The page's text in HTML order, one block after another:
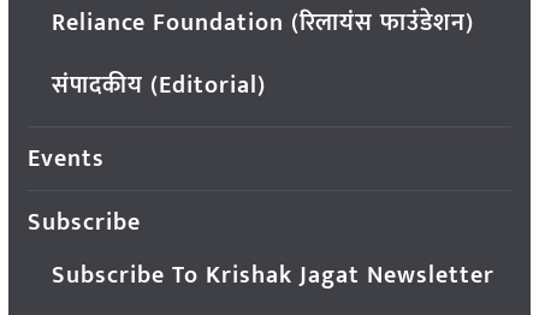
Reliance Foundation (रिलायंस फाउंडेशन)
संपादकीय (Editorial)
Events
Subscribe
Subscribe To Krishak Jagat Newsletter